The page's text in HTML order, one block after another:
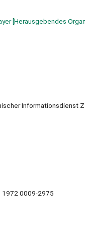
[Herausgebendes
Informationsdienst
1972 0009-2975